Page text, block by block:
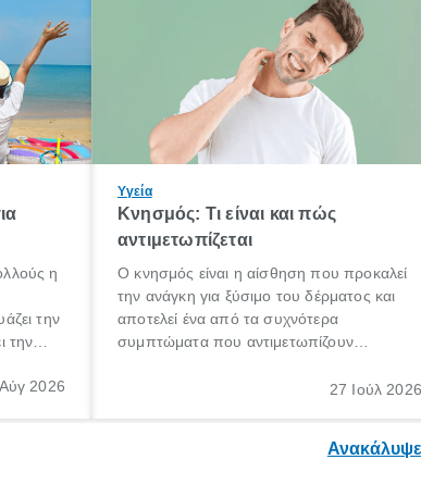
η
την
την
2026
Υγεία
Κνησμός: Τι είναι και πώς
αντιμετωπίζεται
Ο κνησμός είναι η αίσθηση που προκαλεί
την ανάγκη για ξύσιμο του δέρματος και
αποτελεί ένα από τα συχνότερα
συμπτώματα που αντιμετωπίζουν
πληροφορίες για το «κνησμός τι είναι»,
27 Ιούλ 2026